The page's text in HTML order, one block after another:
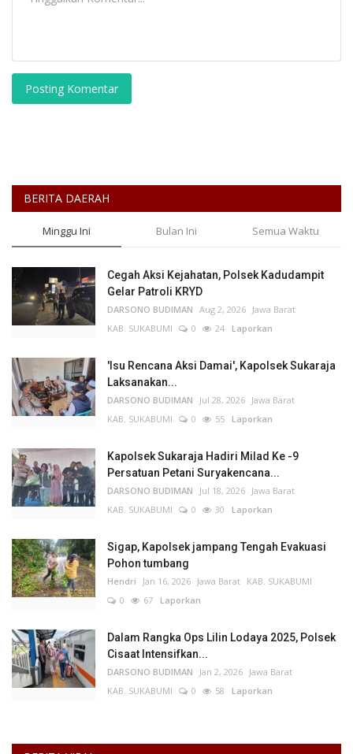
Posting Komentar
BERITA DAERAH
Minggu Ini Bulan Ini Semua Waktu
Cegah Aksi Kejahatan, Polsek Kadudampit
Gelar Patroli KRYD
DARSONO BUDIMAN Aug 2, 2026 Jawa Barat
KAB. SUKABUMI
0 24 Laporkan
'Isu Rencana Aksi Damai', Kapolsek Sukaraja
Laksanakan...
DARSONO BUDIMAN Jul 28, 2026 Jawa Barat
KAB. SUKABUMI
0 55 Laporkan
Kapolsek Sukaraja Hadiri Milad Ke -9
Persatuan Petani Suryakencana...
DARSONO BUDIMAN Jul 18, 2026 Jawa Barat
KAB. SUKABUMI
0 30 Laporkan
Sigap, Kapolsek jampang Tengah Evakuasi
Pohon tumbang
Hendri Jan 16, 2026 Jawa Barat KAB. SUKABUMI
0
67 Laporkan
Dalam Rangka Ops Lilin Lodaya 2025, Polsek
Cisaat Intensifkan...
DARSONO BUDIMAN Jan 2, 2026 Jawa Barat
KAB. SUKABUMI
0 58 Laporkan